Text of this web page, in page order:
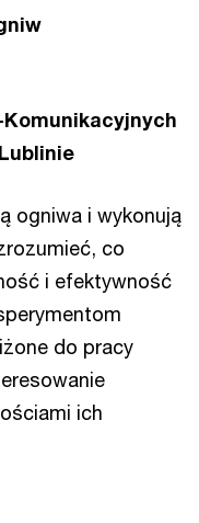
Komunikacyjnych
ogniwa i wykonują
co
i efektywność
do pracy
ich